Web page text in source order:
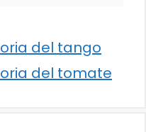
del tango
del tomate